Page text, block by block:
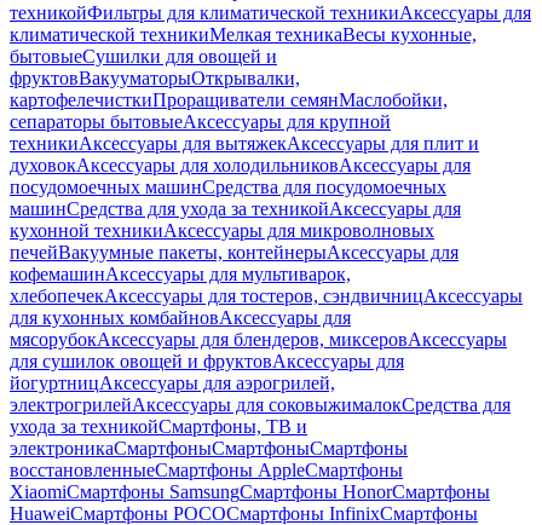
техникойФильтры для климатической техникиАксессуары для
климатической техникиМелкая техникаВесы кухонные,
бытовыеСушилки для овощей и
фруктовВакууматорыОткрывалки,
картофелечисткиПроращиватели семянМаслобойки,
сепараторы бытовыеАксессуары для крупной
техникиАксессуары для вытяжекАксессуары для плит и
духовокАксессуары для холодильниковАксессуары для
посудомоечных машинСредства для посудомоечных
машинСредства для ухода за техникойАксессуары для
кухонной техникиАксессуары для микроволновых
печейВакуумные пакеты, контейнерыАксессуары для
кофемашинАксессуары для мультиварок,
хлебопечекАксессуары для тостеров, сэндвичницАксессуары
для кухонных комбайновАксессуары для
мясорубокАксессуары для блендеров, миксеровАксессуары
для сушилок овощей и фруктовАксессуары для
йогуртницАксессуары для аэрогрилей,
электрогрилейАксессуары для соковыжималокСредства для
ухода за техникойСмартфоны, ТВ и
электроникаСмартфоныСмартфоныСмартфоны
восстановленныеСмартфоны AppleСмартфоны
XiaomiСмартфоны SamsungСмартфоны HonorСмартфоны
HuaweiСмартфоны POCOСмартфоны InfinixСмартфоны